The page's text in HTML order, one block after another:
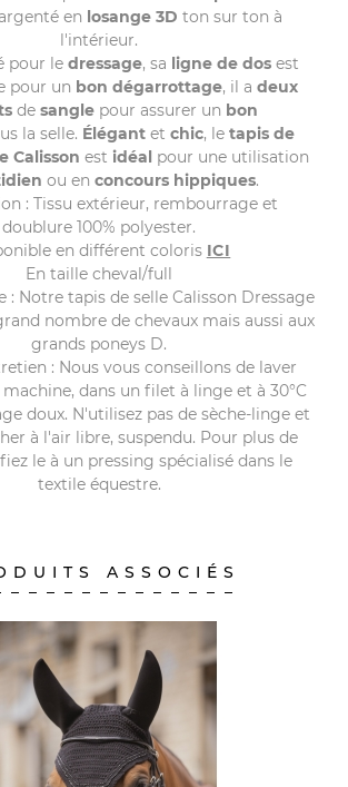
en losange 3D ton sur ton à
l'intérieur.
pour le dressage, sa ligne de dosest
pour un bon dégarrottage, il a deux
de sangle pour assurer un bon
la selle. Élégant et chic, le tapis de
Calisson est idéal pour une utilisation
ou en concours hippiques.
: Tissu extérieur, rembourrage et
doublure 100% polyester.
en différent coloris ICI
En taille cheval/full
: Notre tapis de selle Calisson Dressage
nombre de chevaux mais aussi aux
grands poneys D.
: Nous vous conseillons de laver
dans un filet à linge et à 30°C
doux. N'utilisez pas de sèche-linge et
à l'air libre, suspendu. Pour plus de
le à un pressing spécialisé dans le
textile équestre.
ASSOCIÉS